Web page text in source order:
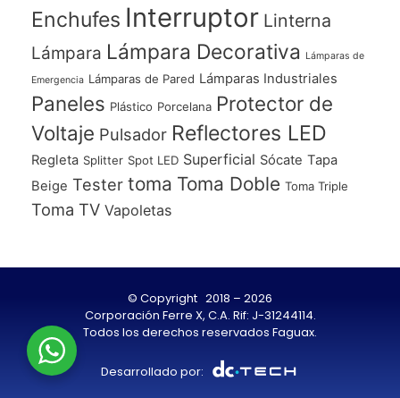
Enchufes Interruptor Linterna
Lámpara Lámpara Decorativa Lámparas de
Emergencia Lámparas de Pared Lámparas Industriales
Paneles Plástico Porcelana Protector de
Voltaje Pulsador Reflectores LED
Regleta Splitter Spot LED Superficial Sócate Tapa
Beige Tester toma Toma Doble Toma Triple
Toma TV Vapoletas
© Copyright 2018 – 2026
Corporación Ferre X, C.A. Rif: J-31244114.
Todos los derechos reservados Faguax.
Desarrollado por: